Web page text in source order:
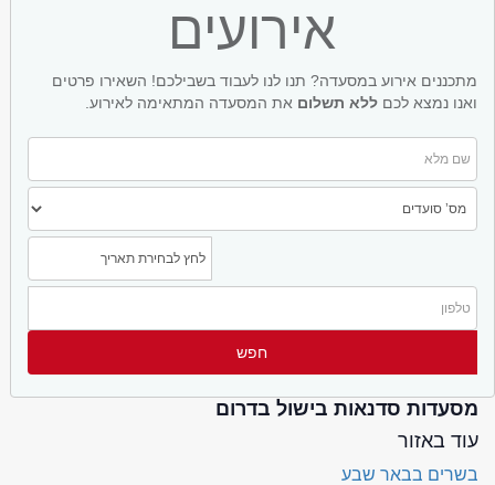
אירועים
מתכננים אירוע במסעדה? תנו לנו לעבוד בשבילכם! השאירו פרטים
ואנו נמצא לכם ללא תשלום את המסעדה המתאימה לאירוע.
מסעדות סדנאות בישול בדרום
עוד באזור
בשרים בבאר שבע